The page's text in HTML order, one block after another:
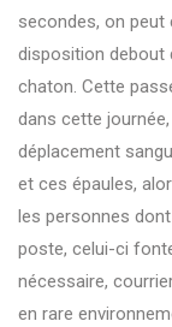
secondes, on peut
disposition debout
chaton. Cette
dans cette
déplacement
et ces épaules,
les personnes
poste, celui-ci
nécessaire,
en rare